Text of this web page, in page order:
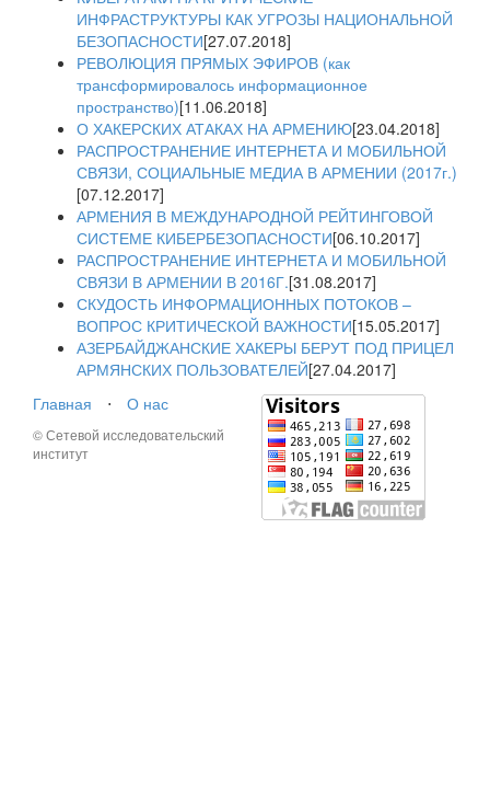
ИНФРАСТРУКТУРЫ КАК УГРОЗЫ НАЦИОНАЛЬНОЙ
БЕЗОПАСНОСТИ[27.07.2018]
РЕВОЛЮЦИЯ ПРЯМЫХ ЭФИРОВ (как
трансформировалось информационное
пространство)[11.06.2018]
О ХАКЕРСКИХ АТАКАХ НА АРМЕНИЮ[23.04.2018]
РАСПРОСТРАНЕНИЕ ИНТЕРНЕТА И МОБИЛЬНОЙ
СВЯЗИ, СОЦИАЛЬНЫЕ МЕДИА В АРМЕНИИ (2017г.)
[07.12.2017]
АРМЕНИЯ В МЕЖДУНАРОДНОЙ РЕЙТИНГОВОЙ
СИСТЕМЕ КИБЕРБЕЗОПАСНОСТИ[06.10.2017]
РАСПРОСТРАНЕНИЕ ИНТЕРНЕТА И МОБИЛЬНОЙ
СВЯЗИ В АРМЕНИИ В 2016Г.[31.08.2017]
СКУДОСТЬ ИНФОРМАЦИОННЫХ ПОТОКОВ –
ВОПРОС КРИТИЧЕСКОЙ ВАЖНОСТИ[15.05.2017]
АЗЕРБАЙДЖАНСКИЕ ХАКЕРЫ БЕРУТ ПОД ПРИЦЕЛ
АРМЯНСКИХ ПОЛЬЗОВАТЕЛЕЙ[27.04.2017]
Главная
⋅ О нас
© Сетевой исследовательский
институт